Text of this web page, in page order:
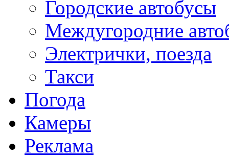
Городские автобусы
Междугородние
Электрички, поезда
Такси
Погода
Камеры
Реклама